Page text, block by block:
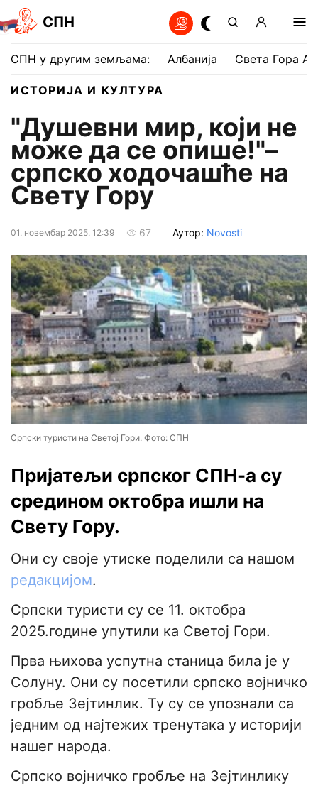
СПН
СПН у другим земљама: Албанија Света Гора
ИСТОРИЈА И КУЛТУРА
"Душевни мир, који не
може да се опише!"–
српско ходочашће на
Свету Гору
01. новембар 2025. 12:39 67 Аутор: Novosti
Српски туристи на Светој Гори. Фото: СПН
Пријатељи српског СПН-а су
средином октобра ишли на
Свету Гору.
Они су своје утиске поделили са нашом
редакцијом.
Српски туристи су се 11. октобра
2025.године упутили ка Светој Гори.
Прва њихова успутна станица била је у
Солуну. Они су посетили српско војничко
гробље Зејтинлик. Ту су се упознали са
једним од најтежих тренутака у историји
нашег народа.
Српско војничко гробље на Зејтинлику